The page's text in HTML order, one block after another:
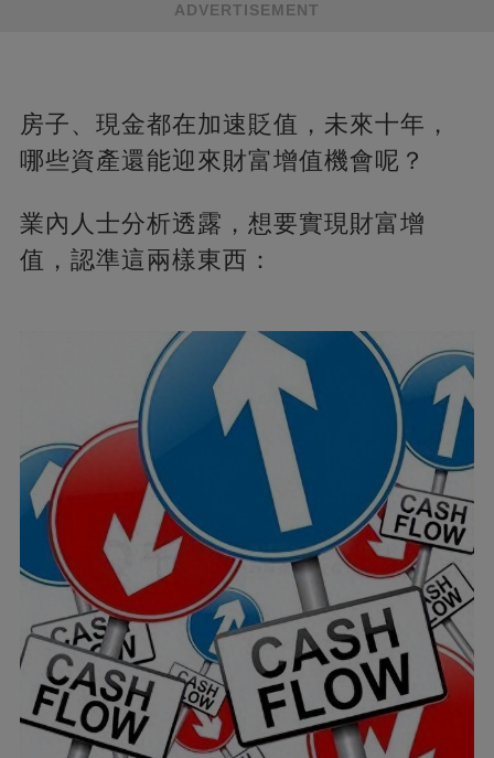
ADVERTISEMENT
房子、現金都在加速貶值，未來十年，
哪些資產還能迎來財富增值機會呢？
業內人士分析透露，想要實現財富增
值，認準這兩樣東西：